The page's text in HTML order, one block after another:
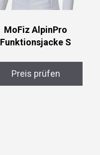
MoFiz AlpinPro
Funktionsjacke S
Preis prüfen